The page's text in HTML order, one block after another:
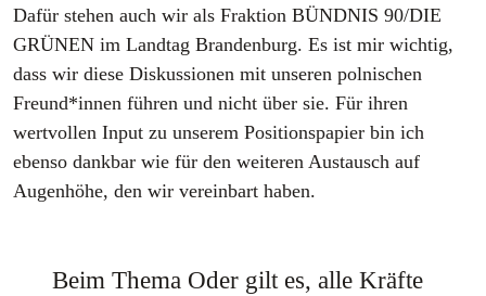
Dafür stehen auch wir als Fraktion BÜNDNIS 90/DIE
GRÜNEN im Landtag Brandenburg. Es ist mir wichtig,
dass wir diese Diskussionen mit unseren polnischen
Freund*innen führen und nicht über sie. Für ihren
wertvollen Input zu unserem Positionspapier bin ich
ebenso dankbar wie für den weiteren Austausch auf
Augenhöhe, den wir vereinbart haben.
Beim Thema Oder gilt es, alle Kräfte